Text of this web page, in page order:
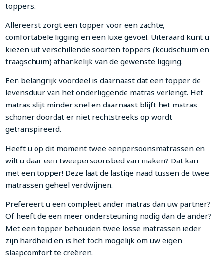
toppers.
Allereerst zorgt een topper voor een zachte,
comfortabele ligging en een luxe gevoel. Uiteraard kunt u
kiezen uit verschillende soorten toppers (koudschuim en
traagschuim) afhankelijk van de gewenste ligging.
Een belangrijk voordeel is daarnaast dat een topper de
levensduur van het onderliggende matras verlengt. Het
matras slijt minder snel en daarnaast blijft het matras
schoner doordat er niet rechtstreeks op wordt
getranspireerd.
Heeft u op dit moment twee eenpersoonsmatrassen en
wilt u daar een tweepersoonsbed van maken? Dat kan
met een topper! Deze laat de lastige naad tussen de twee
matrassen geheel verdwijnen.
Prefereert u een compleet ander matras dan uw partner?
Of heeft de een meer ondersteuning nodig dan de ander?
Met een topper behouden twee losse matrassen ieder
zijn hardheid en is het toch mogelijk om uw eigen
slaapcomfort te creëren.